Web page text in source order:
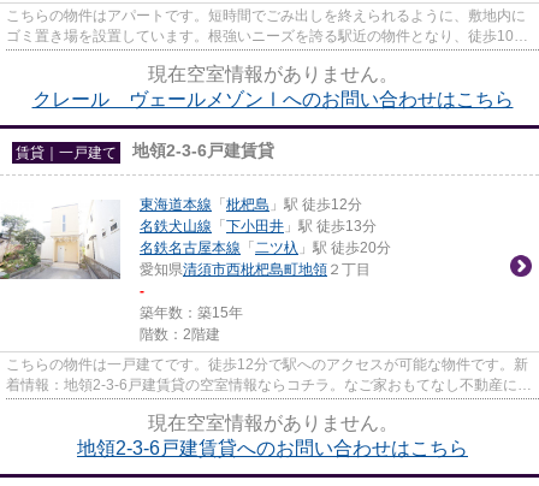
こちらの物件はアパートです。短時間でごみ出しを終えられるように、敷地内に
ゴミ置き場を設置しています。根強いニーズを誇る駅近の物件となり、徒歩10分
現在空室情報がありません。
クレール ヴェールメゾンⅠへのお問い合わせはこちら
賃貸｜一戸建て 地領2-3-6戸建賃貸
東海道本線 「 枇杷島 」駅 徒歩12分
名鉄犬山線 「 下小田井 」駅 徒歩13分
名鉄名古屋本線 「 二ツ杁 」駅 徒歩20分
愛知県清須市西枇杷島町地領 ２丁目
-
築年数：築15年
階数：2階建
こちらの物件は一戸建てです。徒歩12分で駅へのアクセスが可能な物件です。新
着情報：地領2-3-6戸建賃貸の空室情報ならコチラ。なご家おもてなし不動産には
現在空室情報がありません。
地領2-3-6戸建賃貸へのお問い合わせはこちら